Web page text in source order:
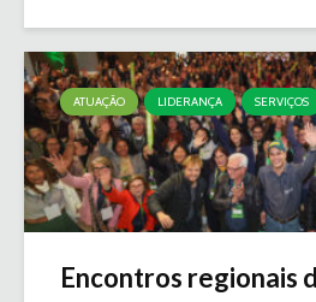
ATUAÇÃO LIDERANÇA SERVIÇOS
Encontros regionais